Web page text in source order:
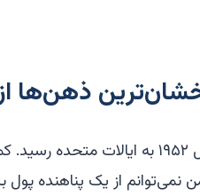
ذهن‌ها
پدرم، پناهنده‌ای ارمنی از اروپای شرقی، در سال ۱۹۵۲ به ایالات
از یک پناهنده پول